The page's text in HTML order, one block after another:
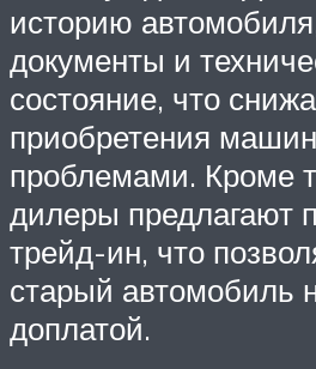
историю
документы и
состояние, что
приобретения
проблемами. Кроме
дилеры предлагают
трейд-ин, что
старый автомобиль
доплатой.